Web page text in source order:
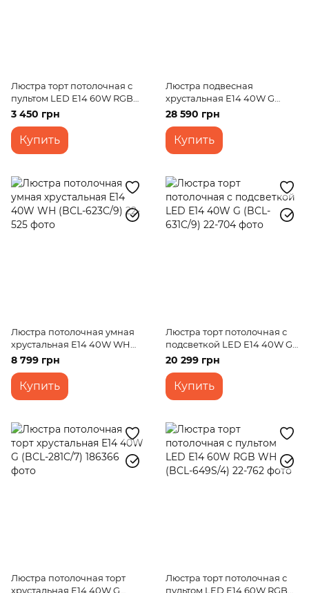
Люстра торт потолочная с
пультом LED E14 60W RGB
WH (BCL-650S/5)
3 450 грн
Купить
Люстра подвесная
хрустальная E14 40W G
(BCL-715S/21)
28 590 грн
Купить
Люстра потолочная умная
хрустальная E14 40W WH
(BCL-623C/9)
8 799 грн
Купить
Люстра торт потолочная с
подсветкой LED E14 40W G
(BCL-631C/9)
20 299 грн
Купить
Люстра потолочная торт
хрустальная E14 40W G
Люстра торт потолочная с
пультом LED E14 60W RGB